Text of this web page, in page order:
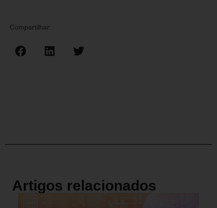
Compartilhar:
Artigos relacionados